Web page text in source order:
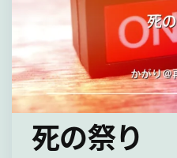
害
の
一
症
例
れ
ぞ
れ
の
思
い
死の祭り